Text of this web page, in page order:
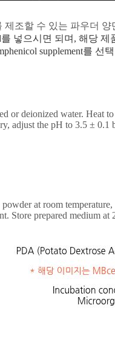
제조할 수 있는 파우더 양
를 넣으시면 되며 , 해당 제
supplement를 선
or deionized water. Heat
adjust the pH to 3.5 ± 0.1
at room
Store prepared medium at